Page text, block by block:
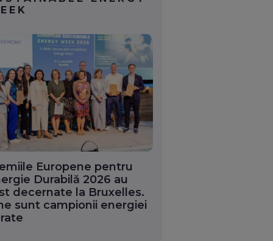
Europene pentru
Durabilă 2026 au
decernate la Bruxelles.
sunt campionii energiei